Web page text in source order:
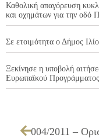
Καθολική απαγόρευση
και οχημάτων για την οδό
Σε ετοιμότητα ο Δήμος
Ξεκίνησε η υποβολή
Ευρωπαϊκού